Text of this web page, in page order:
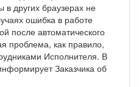
в других браузерах не
ошибка в работе
после автоматического
проблема, как правило,
Исполнителя. В
Заказчика об